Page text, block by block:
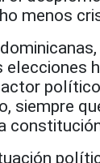
menos
elecciones
actor
siempre